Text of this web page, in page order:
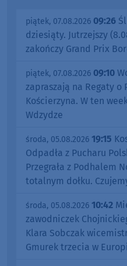
piątek, 07.08.2026 09:26
dziesiąty. Jutrzejszy
zakończy Grand Prix
piątek, 07.08.2026 09:10
zapraszają na Regaty o
Kościerzyna. W ten
Wdzydze
środa, 05.08.2026 19:15
Odpadła z Pucharu
Przegrała z Podhalem
totalnym dołku.
środa, 05.08.2026 10:42
zawodniczek
Klara Sobczak
Gmurek trzecia w